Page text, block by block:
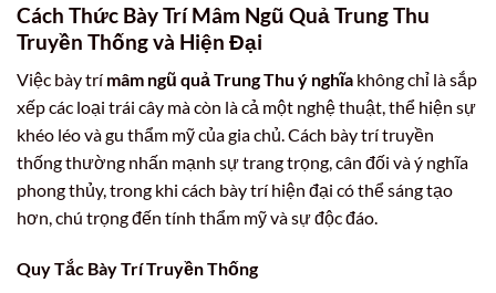
Cách Thức Bày Trí Mâm Ngũ Quả Trung Thu
Truyền Thống và Hiện Đại
Việc bày trí mâm ngũ quả Trung Thu ý nghĩa không chỉ là sắp
xếp các loại trái cây mà còn là cả một nghệ thuật, thể hiện sự
khéo léo và gu thẩm mỹ của gia chủ. Cách bày trí truyền
thống thường nhấn mạnh sự trang trọng, cân đối và ý nghĩa
phong thủy, trong khi cách bày trí hiện đại có thể sáng tạo
hơn, chú trọng đến tính thẩm mỹ và sự độc đáo.
Quy Tắc Bày Trí Truyền Thống